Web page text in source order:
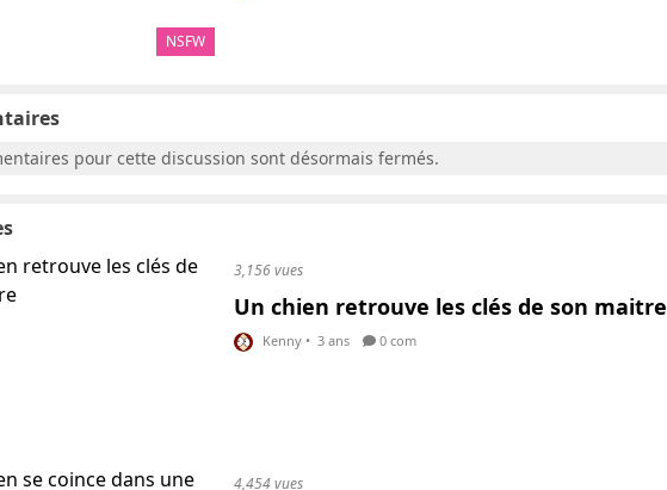
NSFW
pour cette discussion sont désormais fermés.
3,156 vues
Un chien retrouve les clés de son maitre
Kenny • 3 ans 0 com
4,454 vues